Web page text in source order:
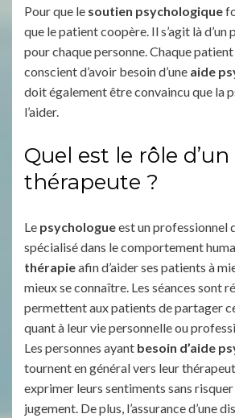
Pour que le soutien psychologique
que le patient coopère. Il s’agit là
pour chaque personne. Chaque
conscient d’avoir besoin d’une aide
doit également être convaincu que la
l’aider.
Quel est le rôle d’un
thérapeute ?
Le psychologueest un professionnel
spécialisé dans le comportement
thérapieafin d’aider ses patients à
mieux se connaître. Les séances sont
permettent aux patients de partager
quant à leur vie personnelle ou
Les personnes ayant besoin d’aide
tournent en général vers leur
exprimer leurs sentiments sans
jugement. De plus, l’assurance d’une